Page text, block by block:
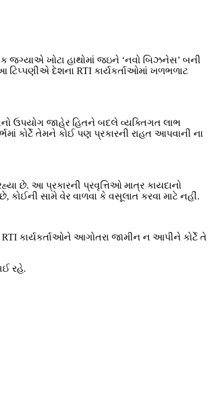
જગ્યાએ ખોટા હાથોમાં જઇને ‘નવો બિઝનેસ’ બની
દેશના RTI કાર્યકર્તાઓમાં ખળભળાટ
ઉપયોગ જાહેર હિતને બદલે વ્યક્તિગત લાભ
કોર્ટે તેમને કોઈ પણ પ્રકારની રાહત આપવાની ના
છે. આ પ્રકારની પ્રવૃત્તિઓ માત્ર કાયદાનો
સામે વેર વાળવા કે વસૂલાત કરવા માટે નહીં.
કાર્યકર્તાઓને આગોતરા જામીન ન આપીને કોર્ટે તે
રહે.